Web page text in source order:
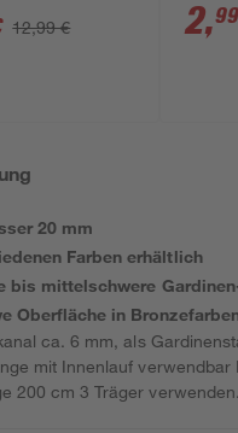
12,99 €
20
2,99
20 mm
Farben erhältlich
bis mittelschwere
Oberfläche in
ca. 6 mm, als
mit Innenlauf verwendbar
200 cm 3 Träger verwenden.